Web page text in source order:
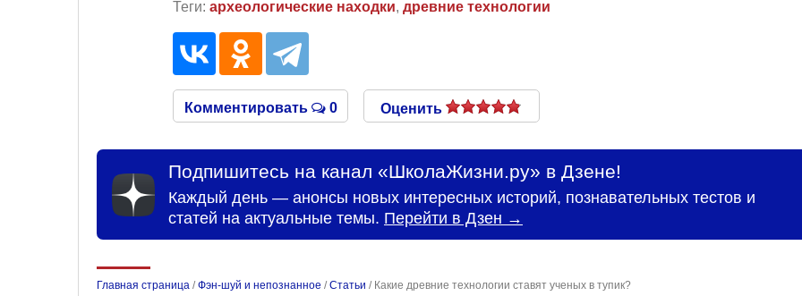
Теги: археологические находки, древние технологии
Комментировать 0 Оценить
Подпишитесь на канал «ШколаЖизни.ру» в Дзене!
Каждый день — анонсы новых интересных историй, познавательных тестов и
статей на актуальные темы. Перейти в Дзен →
Главная страница /Фэн-шуй и непознанное /Статьи / Какие древние технологии ставят ученых в тупик?